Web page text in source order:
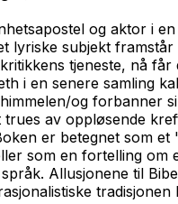
og aktor i
lyriske subjekt
tjeneste, nå
i en senere samling
og forbanner
av oppløsende
er betegnet som
som en fortelling om
Allusjonene til
tradisjonen